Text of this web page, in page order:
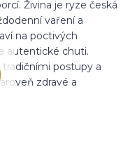
Živina je ryze česká
vaření a
na poctivých
autentické chuti.
postupy a
zdravé a